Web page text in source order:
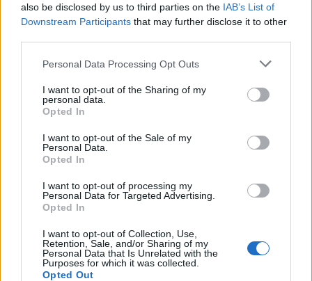
also be disclosed by us to third parties on the IAB’s List of
Downstream Participants that may further disclose it to other
Personal Data Processing Opt Outs
I want to opt-out of the Sharing of my
personal data.
Opted In
I want to opt-out of the Sale of my
Personal Data.
Opted In
I want to opt-out of processing my
Personal Data for Targeted Advertising.
Opted In
I want to opt-out of Collection, Use,
Retention, Sale, and/or Sharing of my
Personal Data that Is Unrelated with the
Purposes for which it was collected.
Opted Out
2026. július 31., péntek
tízezer határsértő jutott be a
spanyol városba Marokkó felől